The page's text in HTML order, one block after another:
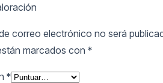
con5de 5
Sandoval Sepúlveda
Electrocardiograma. recomiendo el
correo electrónico no será
marcados con*
*